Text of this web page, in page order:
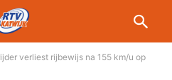
verliest rijbewijs na 155 km/u op